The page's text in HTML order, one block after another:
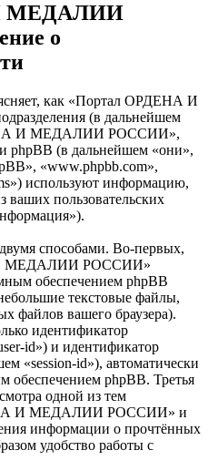
МЕДАЛИИ
о
как «Портал ОРДЕНА И
(в дальнейшем
И МЕДАЛИИ РОССИИ»,
phpBB (в дальнейшем «они»,
«www.phpbb.com»,
используют информацию,
пользовательских
способами. Во-первых,
И МЕДАЛИИ РОССИИ»
обеспечением phpBB
текстовые файлы,
файлов вашего браузера).
идентификатор
id») и идентификатор
«session-id»), автоматически
обеспечением phpBB. Третья
одной из тем
И МЕДАЛИИ РОССИИ» и
информации о прочтённых
удобство работы с